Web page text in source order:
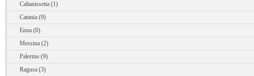
Caltanissetta (1)
Catania (9)
Enna (0)
Messina (2)
Palermo (9)
Ragusa (3)